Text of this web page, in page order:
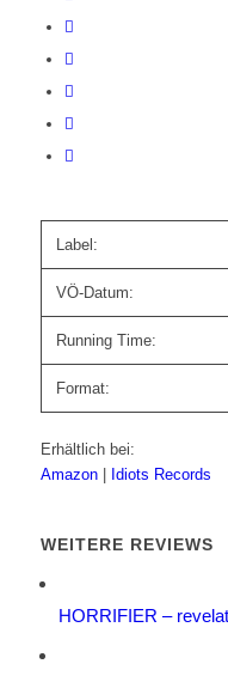
Label:
VÖ-Datum:
Running Time:
Format:
Erhältlich bei:
Amazon
Idiots Records
WEITERE REVIEWS
HORRIFIER –